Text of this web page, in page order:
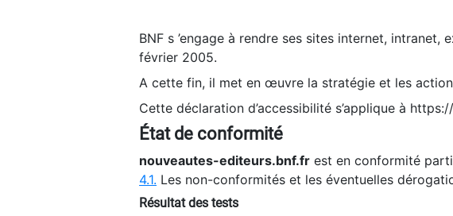
BNF s ’engage à rendre ses sites internet,
février 2005.
A cette fin, il met en œuvre la stratégie et les
Cette déclaration d’accessibilité s’applique à
État de conformité
nouveautes-editeurs.bnf.fr est en conformité
4.1. Les non-conformités et les éventuelles
Résultat des tests